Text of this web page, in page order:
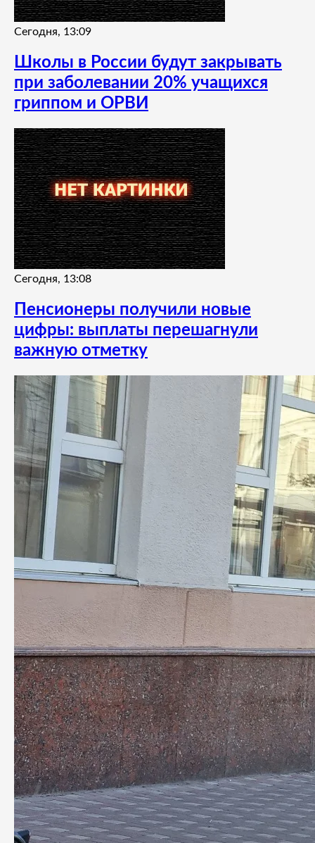
Сегодня, 13:09
Школы в России будут закрывать
при заболевании 20% учащихся
гриппом и ОРВИ
Сегодня, 13:08
Пенсионеры получили новые
цифры: выплаты перешагнули
важную отметку